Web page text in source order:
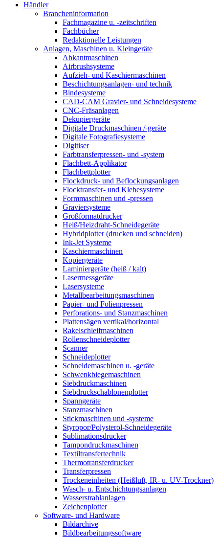
Händler
Brancheninformation
Fachmagazine u. -zeitschriften
Fachbücher
Redaktionelle Leistungen
Anlagen, Maschinen u. Kleingeräte
Abkantmaschinen
Airbrushsysteme
Aufzieh- und Kaschiermaschinen
Beschichtungsanlagen- und technik
Bindesysteme
CAD-CAM Gravier- und Schneidesysteme
CNC-Fräsanlagen
Dekupiergeräte
Digitale Druckmaschinen /-geräte
Digitale Fotografiesysteme
Digitiser
Farbtransferpressen- und -system
Flachbett-Applikator
Flachbettplotter
Flockdruck- und Beflockungsanlagen
Flocktransfer- und Klebesysteme
Formmaschinen und -pressen
Graviersysteme
Großformatdrucker
Heiß/Heizdraht-Schneidegeräte
Hybridplotter (drucken und schneiden)
Ink-Jet Systeme
Kaschiermaschinen
Kopiergeräte
Laminiergeräte (heiß / kalt)
Lasermessgeräte
Lasersysteme
Metallbearbeitungsmaschinen
Papier- und Folienpressen
Perforations- und Stanzmaschinen
Plattensägen vertikal/horizontal
Rakelschleifmaschinen
Rollenschneideplotter
Scanner
Schneideplotter
Schneidemaschinen u. -geräte
Schwenkbiegemaschinen
Siebdruckmaschinen
Siebdruckschablonenplotter
Spanngeräte
Stanzmaschinen
Stickmaschinen und -systeme
Styropor/Polysterol-Schneidegeräte
Sublimationsdrucker
Tampondruckmaschinen
Textiltransfertechnik
Thermotransferdrucker
Transferpressen
Trockeneinheiten (Heißluft, IR- u. UV-Trockner)
Wasch- u. Entschichtungsanlagen
Wasserstrahlanlagen
Zeichenplotter
Software- und Hardware
Bildarchive
Bildbearbeitungssoftware